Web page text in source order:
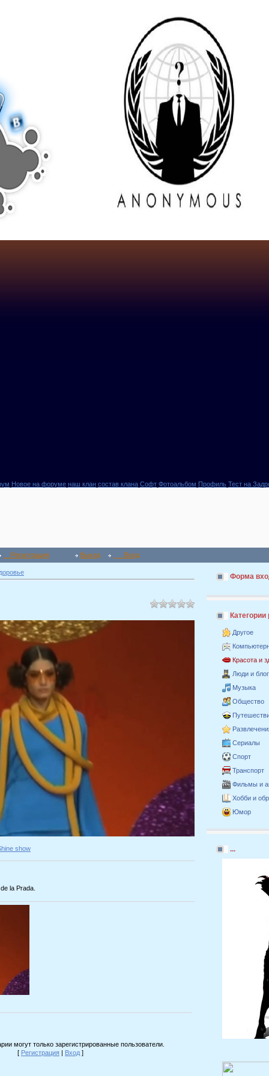
Новое на форуме наш клан состав клана Софт Фотоальбом Профиль Тест на
Регистрация Выход Вход
show
la Prada.
могут только зарегистрированные пользователи.
[ Регистрация | Вход ]
Форма
Другое
Красота и
Люди и
Музыка
Общество
Сериалы
Спорт
Транспорт
Фильмы и
Хобби и
Юмор
...